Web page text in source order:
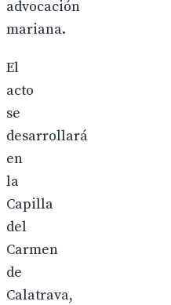
advocación
mariana.
El
acto
se
desarrollará
en
la
Capilla
del
Carmen
de
Calatrava,